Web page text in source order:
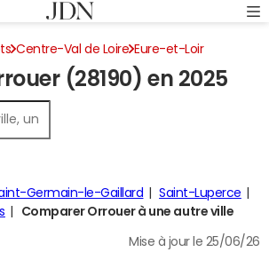
Centre-Val de Loire Eure-et-Loir
revenu (28190) en 2025
Germain-le-Gaillard
Saint-Luperce
Comparer Orrouer à une autre ville
Mise à jour le 25/06/26